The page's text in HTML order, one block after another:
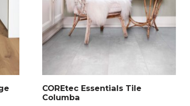
COREtec Essentials Tile
Columba